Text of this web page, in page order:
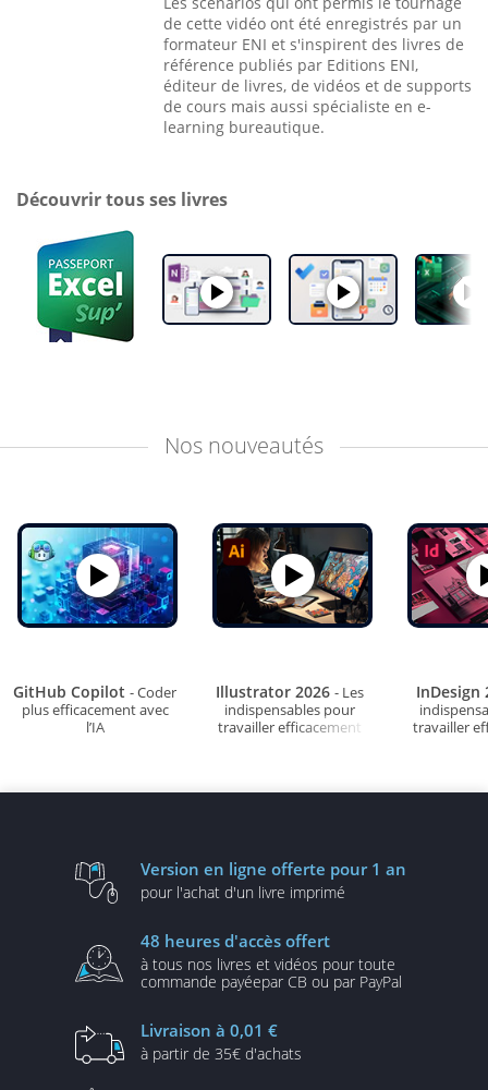
de cette vidéo ont été enregistrés par un
formateur ENI et s'inspirent des livres de
référence publiés par Editions ENI,
éditeur de livres, de vidéos et de supports
de cours mais aussi spécialiste en e-
learning bureautique.
Découvrir tous ses livres
Nos nouveautés
GitHub Copilot - Coder
plus efficacement avec
l’IA
Illustrator 2026 - Les
indispensables pour
travailler efficacement
InDesign
travailler
Version en ligne offerte pour 1 an
pour l'achat d'un livre imprimé
48 heures d'accès offert
à tous nos livres et vidéos pour toute
commande payéepar CB ou par PayPal
Livraison à 0,01 €
à partir de 35€ d'achats